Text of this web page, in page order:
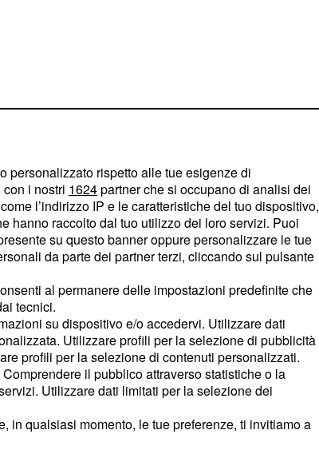
personalizzato rispetto alle tue esigenze di
i nostri 1624partner che si occupano di analisi dei
l’indirizzo IP e le caratteristiche del tuo dispositivo,
hanno raccolto dal tuo utilizzo dei loro servizi. Puoi
su questo banner oppure personalizzare le tue
da parte dei partner terzi, cliccando sul pulsante
al permanere delle impostazioni predefinite che
tecnici.
su dispositivo e/o accedervi. Utilizzare dati
Utilizzare profili per la selezione di pubblicità
profili per la selezione di contenuti personalizzati.
il pubblico attraverso statistiche o la
Utilizzare dati limitati per la selezione dei
in qualsiasi momento, le tue preferenze, ti invitiamo a